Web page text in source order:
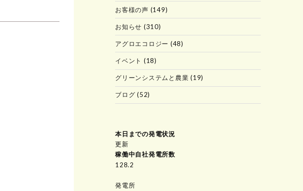
お客様の声 (149)
お知らせ (310)
アグロエコロジー (48)
イベント (18)
グリーンシステムと農業 (19)
ブログ (52)
本日までの発電状況
更新
稼働中自社発電所数
147.6
発電所